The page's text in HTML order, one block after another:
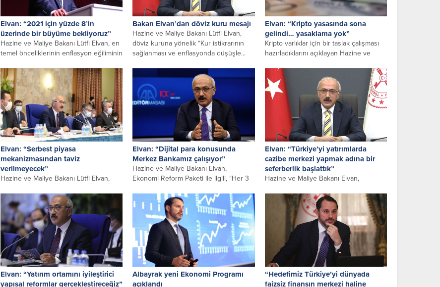
Elvan: “2021 için yüzde 8’in
üzerinde bir büyüme bekliyoruz”
Hazine ve Maliye Bakanı Lütfi Elvan, en
temel önceliklerinin enflasyon eğiliminin
Bakan Elvan’dan döviz kuru mesajı
Hazine ve Maliye Bakanı Lütfi Elvan,
döviz kuruna yönelik “Kur istikrarının
sağlanması ve enflasyonda düşüşle...
Elvan: “Kripto yasasında sona
gelindi… yasaklama yok”
Kripto varlıklar için bir taslak çalışması
hazırladıklarını açıklayan Hazine ve
“Arkadaşlarımız...
Elvan: “Serbest piyasa
mekanizmasından taviz
verilmeyecek”
Hazine ve Maliye Bakanı Lütfi Elvan,
açıklamalarda bulundu. Bakan Lütfi
Elvan, “Makroekonomik...
Elvan: “Dijital para konusunda
Merkez Bankamız çalışıyor”
Hazine ve Maliye Bakanı Elvan,
Ekonomi Reform Paketi ile ilgili, “Her 3
Elvan: “Türkiye’yi yatırımlarda
cazibe merkezi yapmak adına bir
seferberlik başlattık”
Hazine ve Maliye Bakanı Elvan,
yapmak adına ekonomi ve hukuk
alanında...
Elvan: “Yatırım ortamını iyileştirici
yapısal reformlar gerçekleştireceğiz”
Albayrak yeni Ekonomi Programı
açıklandı
“Hedefimiz Türkiye’yi dünyada
faizsiz finansın merkezi haline